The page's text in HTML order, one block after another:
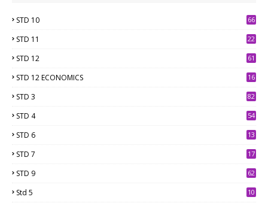
STD 10 66
STD 11 22
STD 12 61
STD 12 ECONOMICS 16
STD 3 82
STD 4 54
STD 6
13
STD 7
17
STD 9 62
Std 5
10